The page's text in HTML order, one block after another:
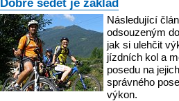
Dobře sedět je základ
Následující
odsouzeným
jak si ulehčit
jízdních kol a
posedu na
správného
výkon.